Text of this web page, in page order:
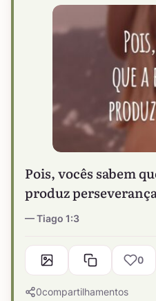
Pois, vocês sabem
produz
Tiago 1:3
0
0compartilhamentos